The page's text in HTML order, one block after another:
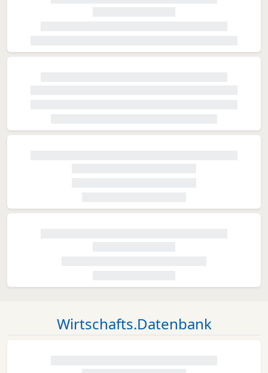
Wirtschafts.Datenbank